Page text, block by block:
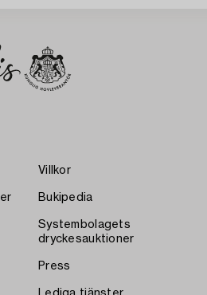
Villkor
Bukipedia
Systembolagets
dryckesauktioner
Press